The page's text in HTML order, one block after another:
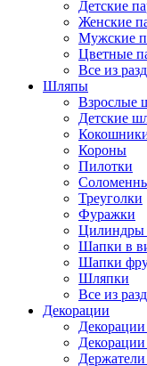
Детские
Женские
Мужские
Цветные
Все из
Шляпы
Взрослые
Детские
Короны
Пилотки
Треуголки
Фуражки
Цилиндры
Шапки в
Шапки
Шляпки
Все из
Декорации